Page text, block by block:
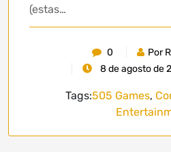
(estas…
0
Por
8 de agosto de
Tags:505 Games,